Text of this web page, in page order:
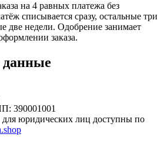
на 4 равных платежа без
списывается сразу, остальные три
две недели. Одобрение занимает
заказа.
390001001
для юридических лиц доступны по